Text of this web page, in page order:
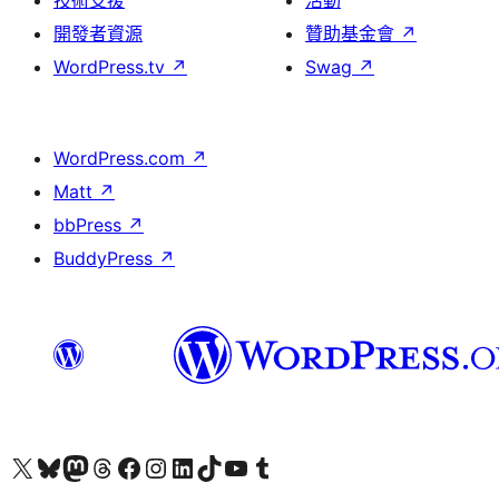
開發者資源
WordPress.tv ↗
贊助基金會 ↗
Swag ↗
WordPress.com ↗
Matt ↗
bbPress ↗
BuddyPress ↗
查看我們的 X (之前的 Twitter) 帳號造訪我們的 Bluesky 帳號造訪我們的 Mastodon 帳號造訪我們的 Threads 帳號 造訪我們的 Facebook 粉絲專頁Visit our Instagram account
Visit our LinkedIn account
造訪我們的 TikTok 帳號Visit our YouTube channel
造訪我們的 Tumblr 帳號